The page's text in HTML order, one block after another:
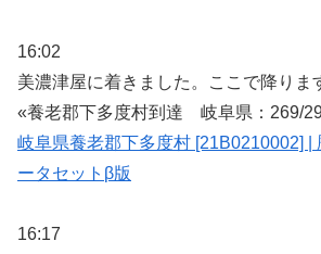
16:02
美濃津屋に着きました。ここで降りま
«養老郡下多度村到達 岐阜県：269/
岐阜県養老郡下多度村 [21B0210002] |
ータセットβ版
16:17